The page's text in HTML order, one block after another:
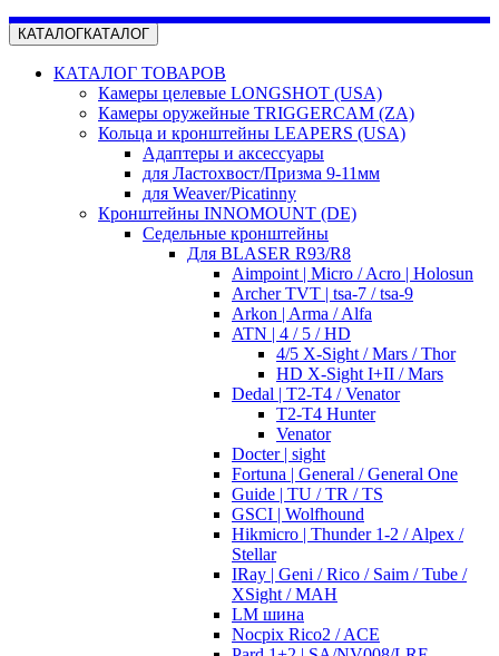
КАТАЛОГКАТАЛОГ
КАТАЛОГ ТОВАРОВ
Камеры целевые LONGSHOT (USA)
Камеры оружейные TRIGGERCAM (ZA)
Кольца и кронштейны LEAPERS (USA)
Адаптеры и аксессуары
для Ластохвост/Призма 9-11мм
для Weaver/Picatinny
Кронштейны INNOMOUNT (DE)
Седельные кронштейны
Для BLASER R93/R8
Aimpoint | Micro / Acro | Holosun
Archer TVT | tsa-7 / tsa-9
Arkon | Arma / Alfa
ATN | 4 / 5 / HD
4/5 X-Sight / Mars / Thor
HD X-Sight I+II / Mars
Dedal | T2-T4 / Venator
T2-T4 Hunter
Venator
Docter | sight
Fortuna | General / General One
Guide | TU / TR / TS
GSCI | Wolfhound
Hikmicro | Thunder 1-2 / Alpex /
Stellar
IRay | Geni / Rico / Saim / Tube /
XSight / MAH
LM шина
Nocpix Rico2 / ACE